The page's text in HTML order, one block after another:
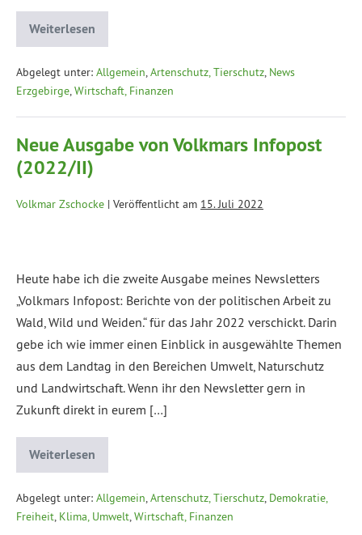
Weiterlesen
Abgelegt unter: Allgemein,Artenschutz, Tierschutz, News
Erzgebirge,Wirtschaft, Finanzen
Neue Ausgabe von Volkmars Infopost
(2022/II)
Volkmar Zschocke | Veröffentlicht am 15. Juli 2022
Heute habe ich die zweite Ausgabe meines Newsletters
„Volkmars Infopost: Berichte von der politischen Arbeit zu
Wald, Wild und Weiden.“ für das Jahr 2022 verschickt. Darin
gebe ich wie immer einen Einblick in ausgewählte Themen
aus dem Landtag in den Bereichen Umwelt, Naturschutz
und Landwirtschaft. Wenn ihr den Newsletter gern in
Zukunft direkt in eurem […]
Weiterlesen
Abgelegt unter: Allgemein,Artenschutz, Tierschutz, Demokratie,
Freiheit, Klima, Umwelt,Wirtschaft, Finanzen